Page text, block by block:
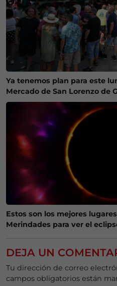
Ya tenemos plan para este
Mercado de San Lorenzo de
Estos son los mejores
Merindades para ver el
DEJA UN
Tu dirección de correo
campos obligatorios están